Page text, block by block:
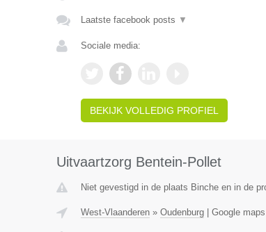
Laatste facebook posts ▼
Sociale media:
BEKIJK VOLLEDIG PROFIEL
Uitvaartzorg Bentein-Pollet
Niet gevestigd in de plaats Binche en in de
West-Vlaanderen» Oudenburg| Google maps